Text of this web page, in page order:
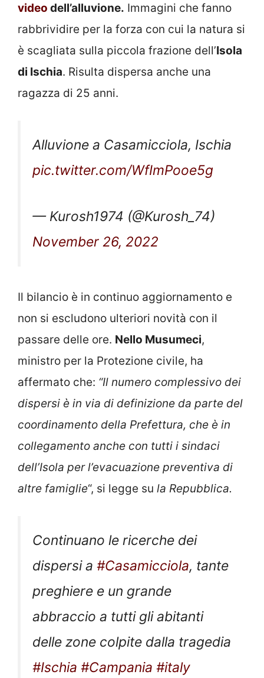
video dell’alluvione. Immagini che fanno
rabbrividire per la forza con cui la natura si
è scagliata sulla piccola frazione dell’Isola
di Ischia. Risulta dispersa anche una
ragazza di 25 anni.
Alluvione a Casamicciola, Ischia
pic.twitter.com/WfImPooe5g
— Kurosh1974 (@Kurosh_74)
November 26, 2022
Il bilancio è in continuo aggiornamento e
non si escludono ulteriori novità con il
passare delle ore. Nello Musumeci,
ministro per la Protezione civile, ha
affermato che: “Il numero complessivo dei
dispersi è in via di definizione da parte del
coordinamento della Prefettura, che è in
collegamento anche con tutti i sindaci
dell’Isola per l’evacuazione preventiva di
altre famiglie“, si legge su la Repubblica.
Continuano le ricerche dei
dispersi a #Casamicciola, tante
preghiere e un grande
abbraccio a tutti gli abitanti
delle zone colpite dalla tragedia
#Ischia #Campania #italy